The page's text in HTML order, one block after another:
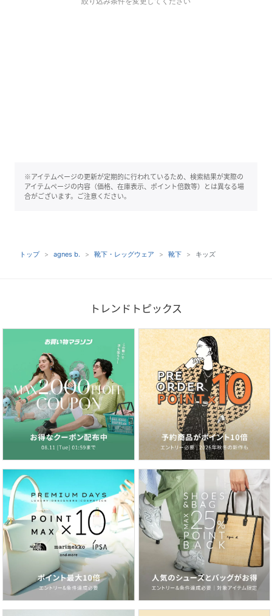
※アイテムページの更新が定期的に行われているため、検索結果が実際の
アイテムページの内容（価格、在庫表示、ポイント倍数等）とは異なる場
合がございます。ご注意ください。
トップ agnes b. 靴下・レッグウェア 靴下 キッズ
トレンドトピックス